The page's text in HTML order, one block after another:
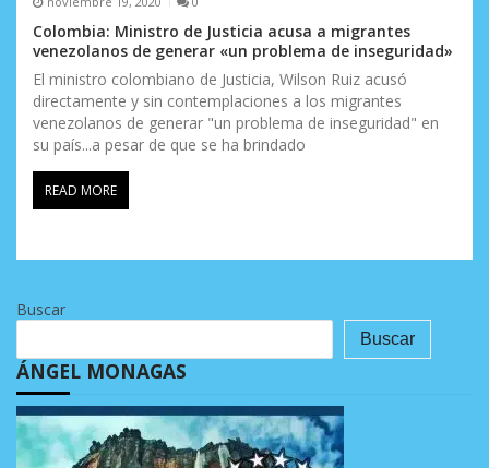
Colombia: Ministro de Justicia acusa a migrantes
venezolanos de generar «un problema de inseguridad»
El ministro colombiano de Justicia, Wilson Ruiz acusó
directamente y sin contemplaciones a los migrantes
venezolanos de generar "un problema de inseguridad" en
su país...a pesar de que se ha brindado
READ MORE
Buscar
Buscar
ÁNGEL MONAGAS